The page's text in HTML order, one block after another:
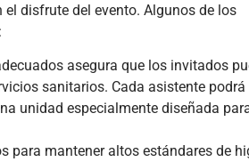
disfrute del evento. Algunos de los
asegura que los invitados
sanitarios. Cada asistente podrá
unidad especialmente diseñada
para mantener altos estándares de